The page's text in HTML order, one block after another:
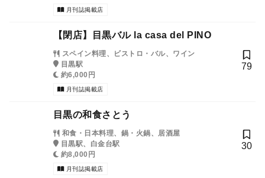
月刊誌掲載店
【閉店】目黒バル la casa del PINO
スペイン料理、ビストロ・バル、ワイン
目黒駅
約6,000円
月刊誌掲載店
79
目黒の和食さとう
和食・日本料理、鍋・火鍋、居酒屋
目黒駅、白金台駅
約8,000円
月刊誌掲載店
30